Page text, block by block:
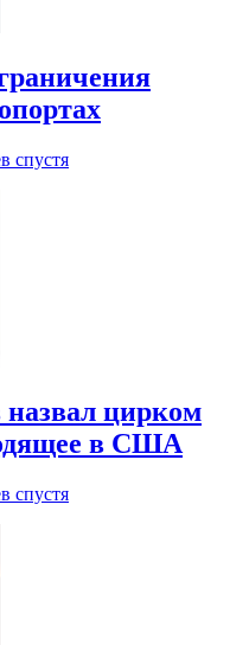
спустя
цирком
в США
спустя